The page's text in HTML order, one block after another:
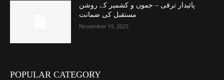
پائیدار ترقی – جموں و کشمیر کے روشن
مستقبل کی ضمانت
November 19, 2025
POPULAR CATEGORY